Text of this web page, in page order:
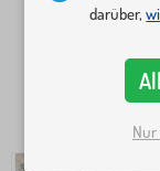
darüber,
Nur